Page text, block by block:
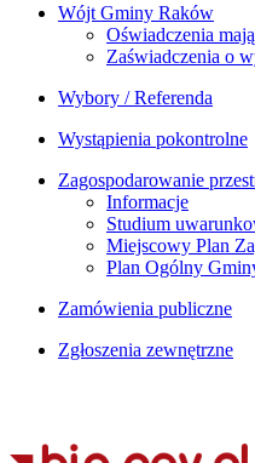
Wójt Gminy Raków
Oświadczenia
Zaświadczenia o
Wybory / Referenda
Wystąpienia pokontrolne
Zagospodarowanie
Informacje
Studium
Miejscowy Plan
Plan Ogólny
Zamówienia publiczne
Zgłoszenia zewnętrzne